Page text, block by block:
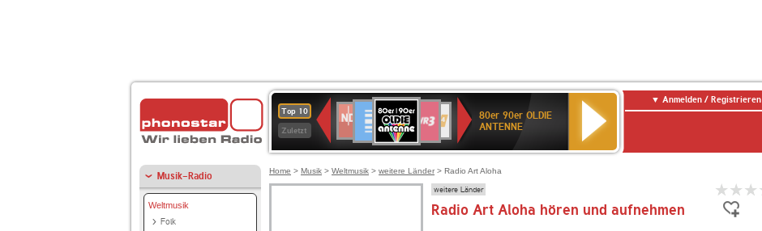
Top 10
Zuletzt
Deutschlandfunk
80er
90er
OLDIE
ANTENNE
SWR3
SWR
Kultur
NDR
2
80er 90er OLDIE
ANTENNE
Anmelden / Registrieren
Musik-Radio
Weltmusik
Folk
Home > Musik > Weltmusik > weitere Länder > Radio Art Aloha
weitere Länder
Radio Art Aloha hören und aufnehmen